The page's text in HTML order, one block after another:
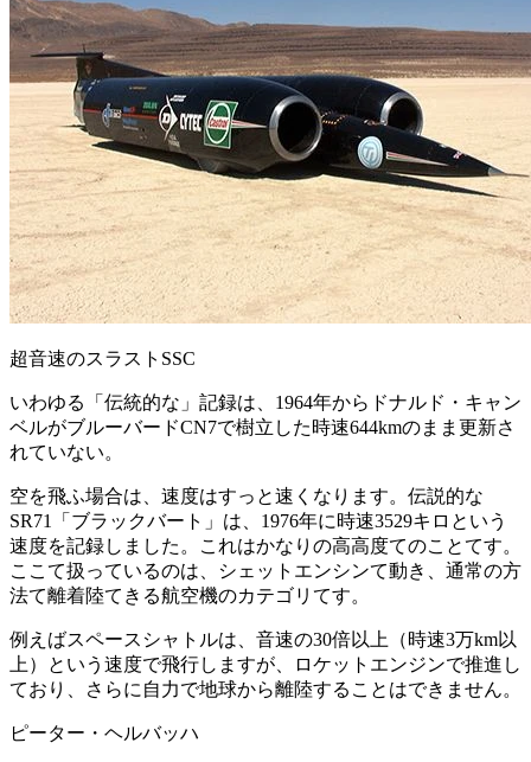
超音速のスラストSSC
いわゆる「伝統的な」記録は、1964年からドナルド・キャン
ベルがブルーバードCN7で樹立した時速644kmのまま更新さ
れていない。
空を飛ふ場合は、速度はすっと速くなります。伝説的な
SR71「ブラックバート」は、1976年に時速3529キロという
速度を記録しました。これはかなりの高高度てのことてす。
ここて扱っているのは、シェットエンシンて動き、通常の方
法て離着陸てきる航空機のカテゴリてす。
例えばスペースシャトルは、音速の30倍以上（時速3万km以
上）という速度で飛行しますが、ロケットエンジンで推進し
ており、さらに自力で地球から離陸することはできません。
ピーター・ヘルバッハ